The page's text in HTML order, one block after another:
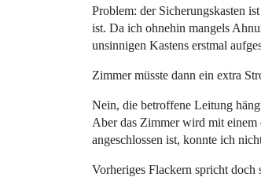
Problem: der Sicherungskasten
ist. Da ich ohnehin mangels
unsinnigen Kastens erstmal
Zimmer müsste dann ein extra
Nein, die betroffene Leitung
Aber das Zimmer wird mit einem
angeschlossen ist, konnte ich
Vorheriges Flackern spricht